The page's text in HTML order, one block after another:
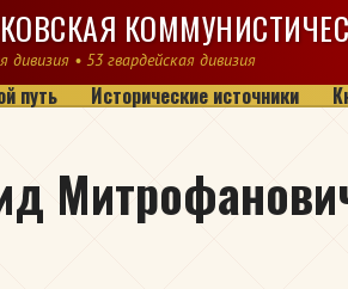
дивизия • 53 гвардейская дивизия
путь Исторические источники